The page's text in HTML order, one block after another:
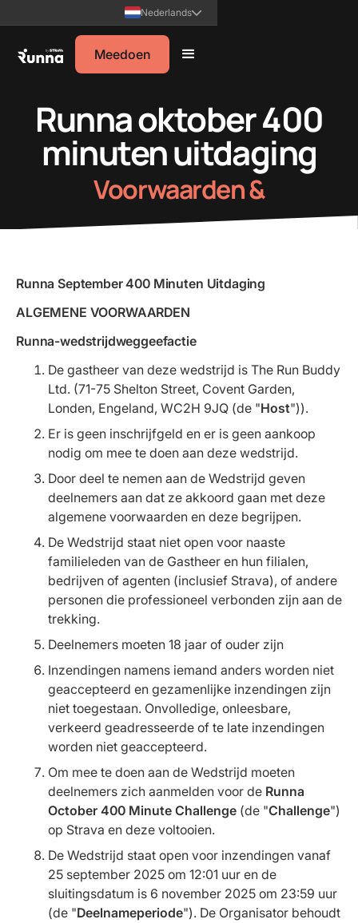
Nederlands
Meedoen
Runna oktober 400
minuten uitdaging
Voorwaarden &
Runna September 400 Minuten Uitdaging
ALGEMENE VOORWAARDEN
Runna-wedstrijdweggeefactie
De gastheer van deze wedstrijd is The Run Buddy
Ltd. (71-75 Shelton Street, Covent Garden,
Londen, Engeland, WC2H 9JQ (de "Host")).
Er is geen inschrijfgeld en er is geen aankoop
nodig om mee te doen aan deze wedstrijd.
Door deel te nemen aan de Wedstrijd geven
deelnemers aan dat ze akkoord gaan met deze
algemene voorwaarden en deze begrijpen.
De Wedstrijd staat niet open voor naaste
familieleden van de Gastheer en hun filialen,
bedrijven of agenten (inclusief Strava), of andere
personen die professioneel verbonden zijn aan de
trekking.
Deelnemers moeten 18 jaar of ouder zijn
Inzendingen namens iemand anders worden niet
geaccepteerd en gezamenlijke inzendingen zijn
niet toegestaan. Onvolledige, onleesbare,
verkeerd geadresseerde of te late inzendingen
worden niet geaccepteerd.
Om mee te doen aan de Wedstrijd moeten
deelnemers zich aanmelden voor de Runna
October 400 Minute Challenge (de "Challenge")
op Strava en deze voltooien.
De Wedstrijd staat open voor inzendingen vanaf
25 september 2025 om 12:01 uur en de
sluitingsdatum is 6 november 2025 om 23:59 uur
(de "Deelnameperiode"). De Organisator behoudt